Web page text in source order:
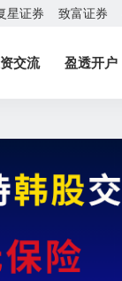
星证券 致富证券
交流 盈透开户